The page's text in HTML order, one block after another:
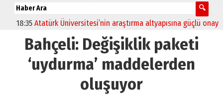
18:35 Atatürk Üniversitesi’nin araştırma altyapısına güçlü onay
Bahçeli: Değişiklik paketi
‘uydurma’ maddelerden
oluşuyor